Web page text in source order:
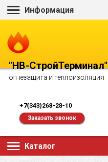
Информация
"НВ-СтройТерминал"
огнезащита и теплоизоляция
+7(343)268-28-10
Заказать звонок
Каталог